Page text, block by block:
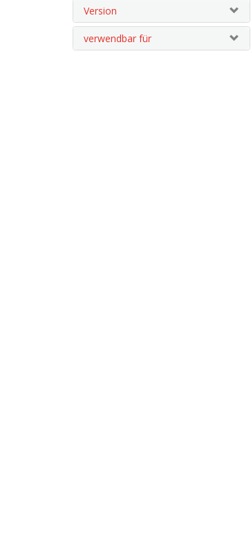
Version
verwendbar für